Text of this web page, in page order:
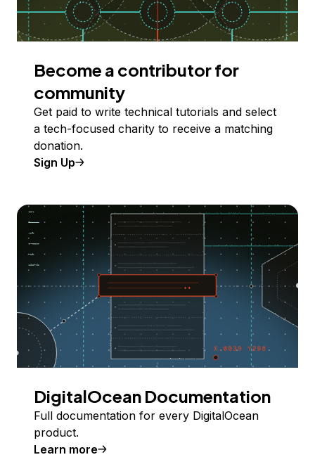
Become a contributor for
community
Get paid to write technical tutorials and select
a tech-focused charity to receive a matching
donation.
Sign Up
DigitalOcean Documentation
Full documentation for every DigitalOcean
product.
Learn more